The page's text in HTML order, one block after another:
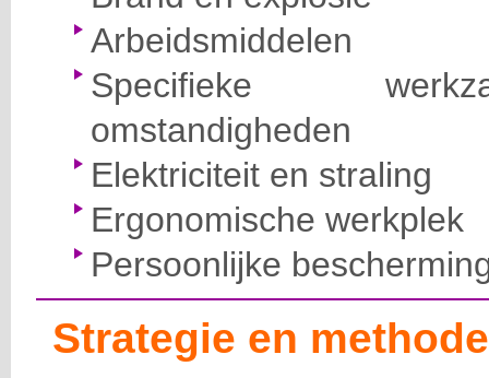
Arbeidsmiddelen
Specifieke
omstandigheden
Elektriciteit en straling
Ergonomische werkplek
Persoonlijke
Strategie en